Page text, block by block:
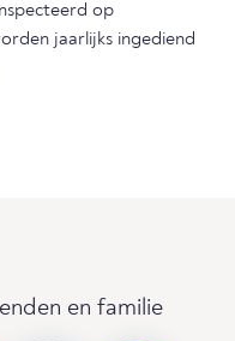
op
jaarlijks ingediend
en familie